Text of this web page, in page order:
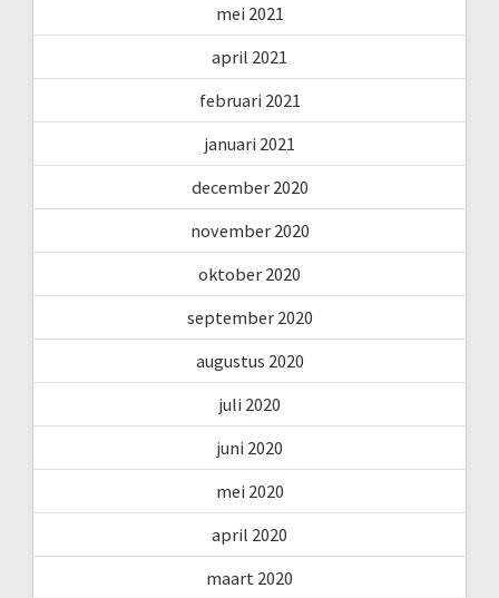
mei 2021
april 2021
februari 2021
januari 2021
december 2020
november 2020
oktober 2020
september 2020
augustus 2020
juli 2020
juni 2020
mei 2020
april 2020
maart 2020